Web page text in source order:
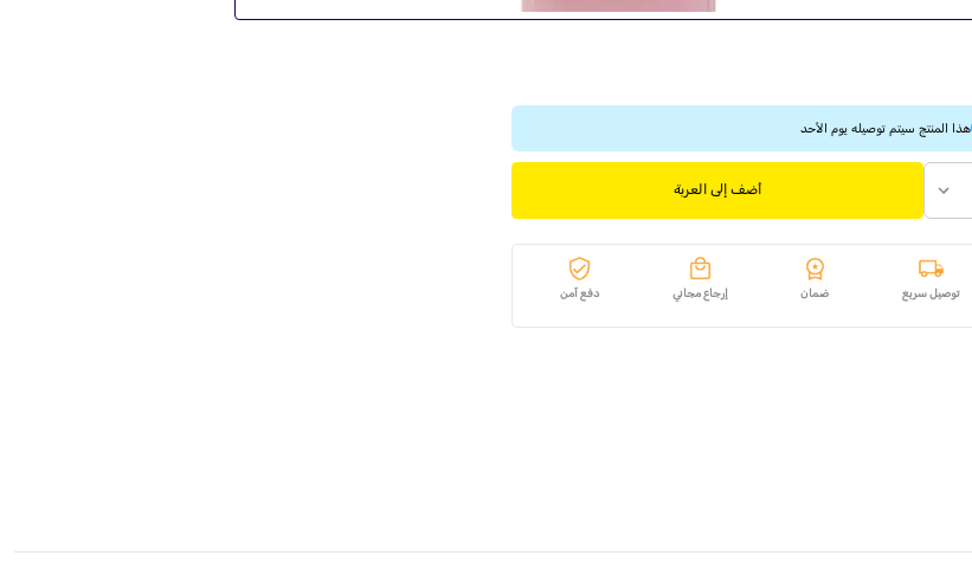
هذا المنتج سيتم توصيله يوم الأحد
أضف إلى العربة
توصيل سريع ضمان إرجاع مجاني دفع آمن